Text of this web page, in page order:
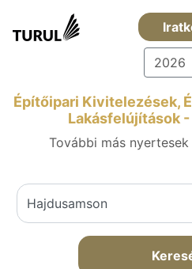
2026
Építőipari Kivitelezések,
Lakásfelújítások
További más